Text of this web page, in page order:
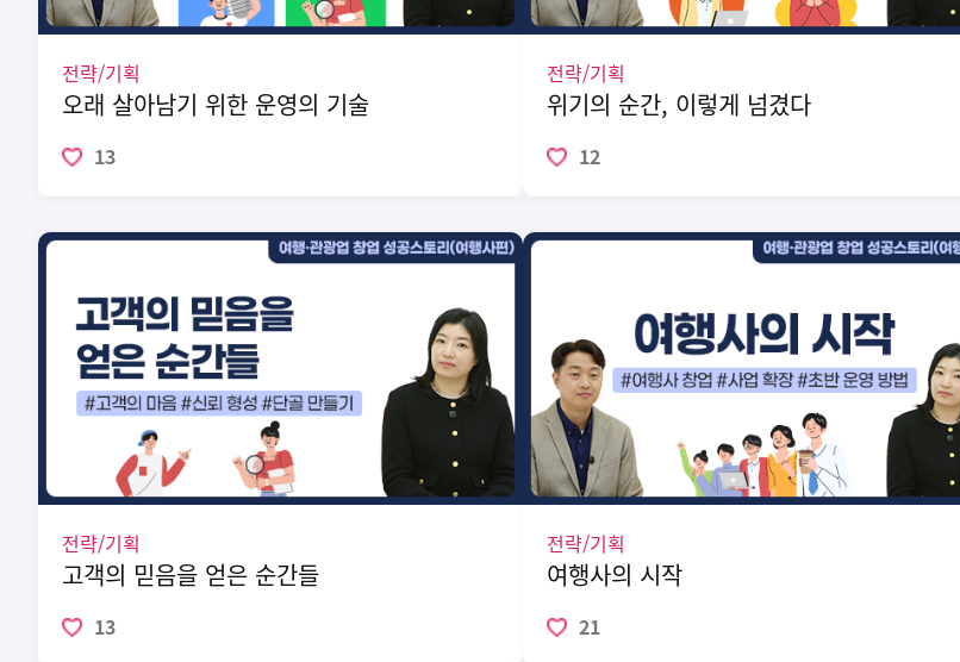
전략/기획
오래 살아남기 위한 운영의 기술
13
전략/기획
위기의 순간, 이렇게 넘겼다
12
전략/기획
고객의 믿음을 얻은 순간들
13
전략/기획
여행사의 시작
21